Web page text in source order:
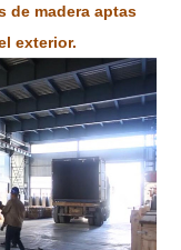
de madera aptas
exterior.